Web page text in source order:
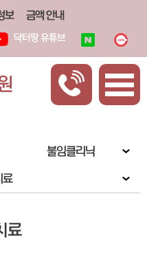
보 금액 안내
닥터팡 유튜브
불임클리닉
료
료